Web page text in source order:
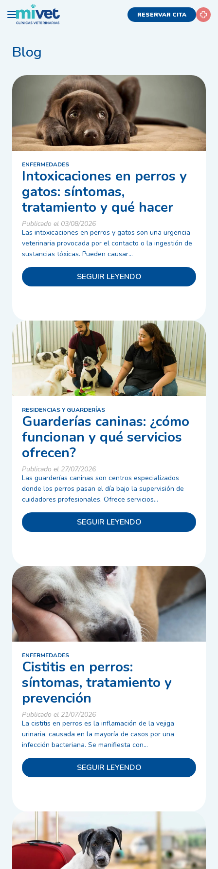
RESERVAR CITA
Blog
ENFERMEDADES
Intoxicaciones en perros y
gatos: síntomas,
tratamiento y qué hacer
Publicado el 03/08/2026
Las intoxicaciones en perros y gatos son una urgencia
veterinaria provocada por el contacto o la ingestión de
sustancias tóxicas. Pueden causar...
SEGUIR LEYENDO
RESIDENCIAS Y GUARDERÍAS
Guarderías caninas: ¿cómo
funcionan y qué servicios
ofrecen?
Publicado el 27/07/2026
Las guarderías caninas son centros especializados
donde los perros pasan el día bajo la supervisión de
cuidadores profesionales. Ofrece servicios...
SEGUIR LEYENDO
ENFERMEDADES
Cistitis en perros:
síntomas, tratamiento y
prevención
Publicado el 21/07/2026
La cistitis en perros es la inflamación de la vejiga
urinaria, causada en la mayoría de casos por una
infección bacteriana. Se manifiesta con...
SEGUIR LEYENDO